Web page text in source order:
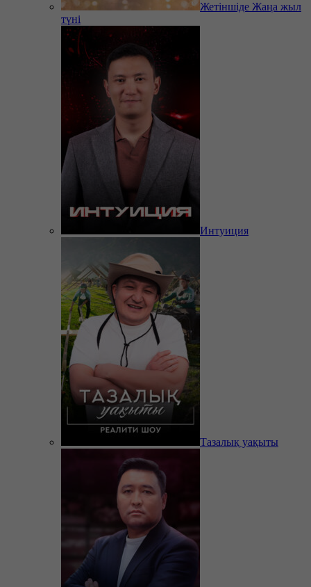
Жетіншіде Жаңа жыл
түні
Интуиция
Тазалық уақыты